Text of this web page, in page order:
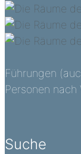
Führungen
Personen
Suche